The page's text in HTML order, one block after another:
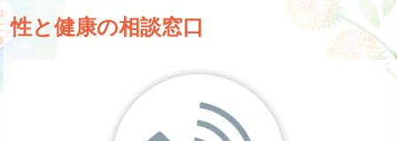
性と健康の相談窓口